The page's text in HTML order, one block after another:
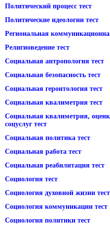
Политический процесс тест
Политические идеологии тест
Региональная
Религиоведение тест
Социальная антропология тест
Социальная безопасность тест
Социальная геронтология тест
Социальная квалиметрия тест
Социальная квалиметрия,
соцуслуг тест
Социальная политика тест
Социальная работа тест
Социальная реабилитация тест
Социология тест
Социология духовной жизни тест
Социология коммуникации тест
Социология политики тест